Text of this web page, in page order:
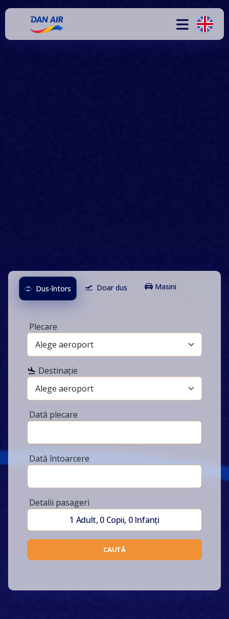
Dus-întors Doar dus Masini
Plecare
Destinație
Dată plecare
Dată întoarcere
Detalii pasageri
1 Adult, 0 Copii, 0 Infanți
CAUTĂ